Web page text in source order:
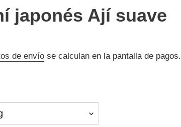
japonés Ají suave
de envío se calculan en la pantalla de pagos.